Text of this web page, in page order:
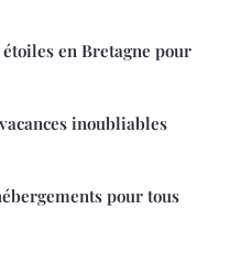
en Bretagne pour
inoubliables
pour tous